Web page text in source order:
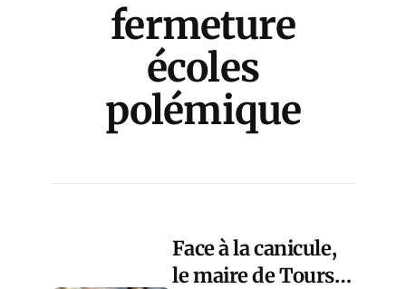
fermeture
écoles
polémique
Face à la canicule,
le maire de Tours